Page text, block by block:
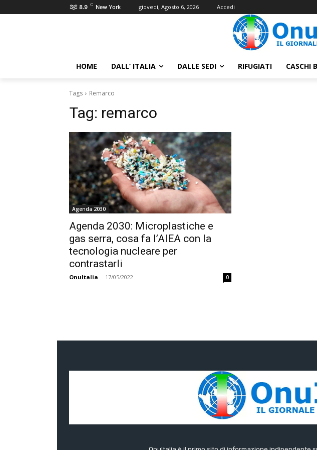
8.9 C New York giovedì, Agosto 6, 2026 Accedi
HOME DALL’ ITALIA DALLE SEDI RIFUGIATI CASCHI
Tags Remarco
Tag: remarco
Agenda 2030
Agenda 2030: Microplastiche e
gas serra, cosa fa l’AIEA con la
tecnologia nucleare per
contrastarli
OnuItalia - 17/05/2022 0